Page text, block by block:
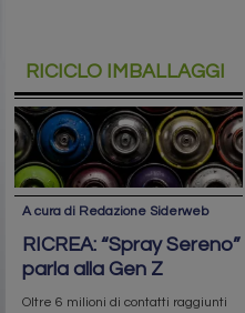
RICICLO IMBALLAGGI
A cura di Redazione Siderweb
RICREA: “Spray Sereno”
parla alla Gen Z
Oltre 6 milioni di contatti raggiunti